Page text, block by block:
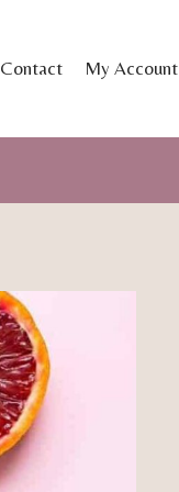
Contact My Account